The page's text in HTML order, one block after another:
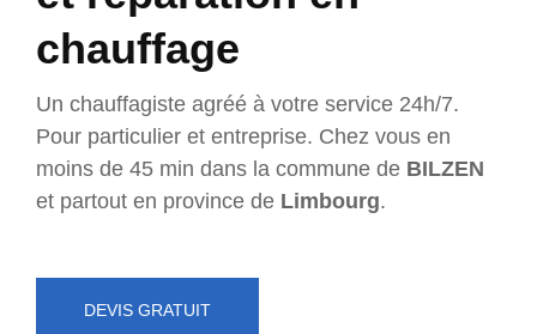
chauffage
Un chauffagiste agréé à votre service 24h/7.
Pour particulier et entreprise. Chez vous en
moins de 45 min dans la commune de BILZEN
et partout en province de Limbourg.
DEVIS GRATUIT